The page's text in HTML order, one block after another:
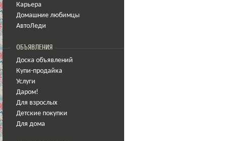
Карьера
Домашние любимцы
АвтоЛеди
ОБЪЯВЛЕНИЯ
Доска объявлений
Купи-продайка
Услуги
Даром!
Для взрослых
Детские покупки
Для дома